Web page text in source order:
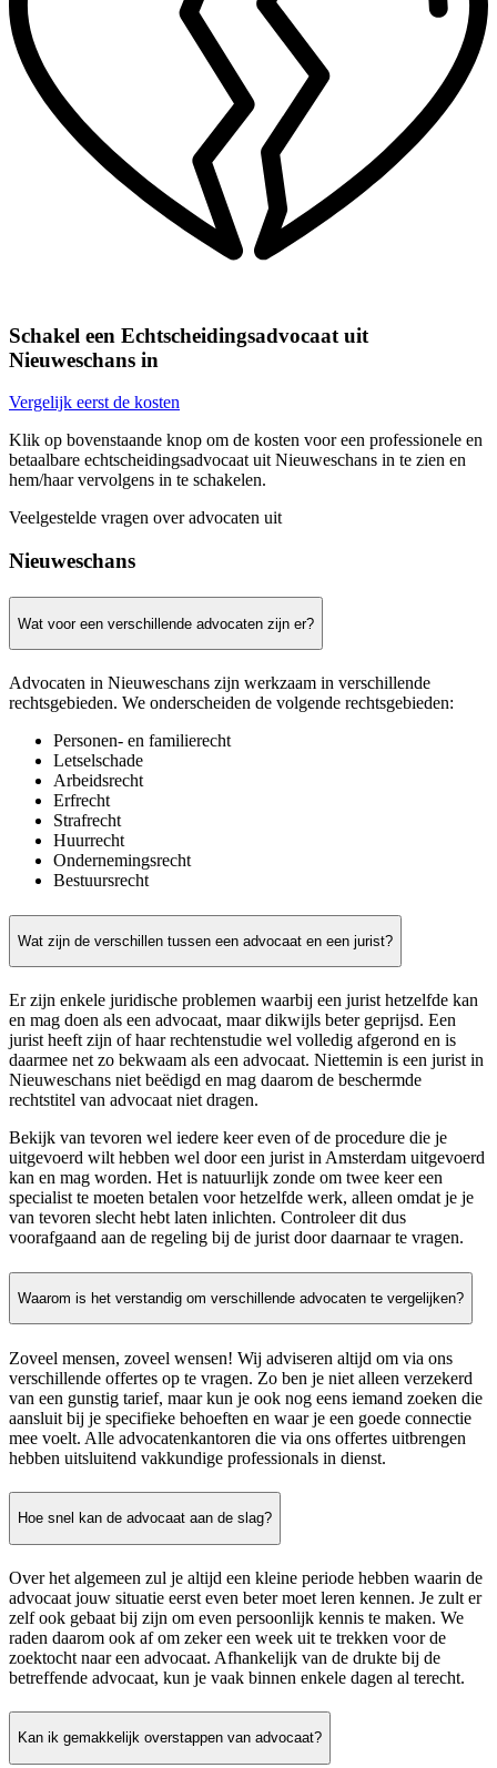
Schakel een Echtscheidingsadvocaat uit
Nieuweschans in
Vergelijk eerst de kosten
Klik op bovenstaande knop om de kosten voor een professionele en
betaalbare echtscheidingsadvocaat uit Nieuweschans in te zien en
hem/haar vervolgens in te schakelen.
Veelgestelde vragen over advocaten uit
Nieuweschans
Wat voor een verschillende advocaten zijn er?
Advocaten in Nieuweschans zijn werkzaam in verschillende
rechtsgebieden. We onderscheiden de volgende rechtsgebieden:
Personen- en familierecht
Letselschade
Arbeidsrecht
Erfrecht
Strafrecht
Huurrecht
Ondernemingsrecht
Bestuursrecht
Wat zijn de verschillen tussen een advocaat en een jurist?
Er zijn enkele juridische problemen waarbij een jurist hetzelfde kan
en mag doen als een advocaat, maar dikwijls beter geprijsd. Een
jurist heeft zijn of haar rechtenstudie wel volledig afgerond en is
daarmee net zo bekwaam als een advocaat. Niettemin is een jurist in
Nieuweschans niet beëdigd en mag daarom de beschermde
rechtstitel van advocaat niet dragen.
Bekijk van tevoren wel iedere keer even of de procedure die je
uitgevoerd wilt hebben wel door een jurist in Amsterdam uitgevoerd
kan en mag worden. Het is natuurlijk zonde om twee keer een
specialist te moeten betalen voor hetzelfde werk, alleen omdat je je
van tevoren slecht hebt laten inlichten. Controleer dit dus
voorafgaand aan de regeling bij de jurist door daarnaar te vragen.
Waarom is het verstandig om verschillende advocaten te vergelijken?
Zoveel mensen, zoveel wensen! Wij adviseren altijd om via ons
verschillende offertes op te vragen. Zo ben je niet alleen verzekerd
van een gunstig tarief, maar kun je ook nog eens iemand zoeken die
aansluit bij je specifieke behoeften en waar je een goede connectie
mee voelt. Alle advocatenkantoren die via ons offertes uitbrengen
hebben uitsluitend vakkundige professionals in dienst.
Hoe snel kan de advocaat aan de slag?
Over het algemeen zul je altijd een kleine periode hebben waarin de
advocaat jouw situatie eerst even beter moet leren kennen. Je zult er
zelf ook gebaat bij zijn om even persoonlijk kennis te maken. We
raden daarom ook af om zeker een week uit te trekken voor de
zoektocht naar een advocaat. Afhankelijk van de drukte bij de
betreffende advocaat, kun je vaak binnen enkele dagen al terecht.
Kan ik gemakkelijk overstappen van advocaat?